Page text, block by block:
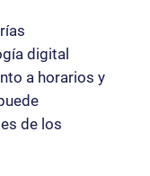
digital
a horarios y
de los